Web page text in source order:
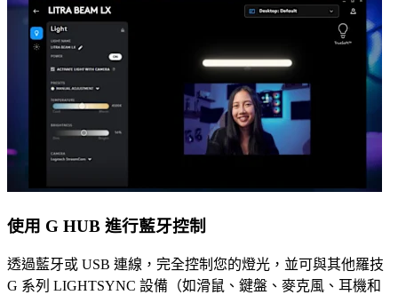
使用 G HUB 進行藍牙控制
透過藍牙或 USB 連線，完全控制您的燈光，並可與其他羅技
G 系列 LIGHTSYNC 設備（如滑鼠、鍵盤、麥克風、耳機和